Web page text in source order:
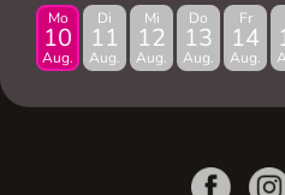
Mo
10
Aug.
Di
11
Aug.
Mi
12
Aug.
Do
13
Aug.
Fr
14
Aug.